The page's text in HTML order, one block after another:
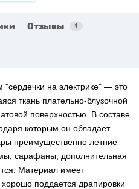
Отзывы 1
"сердечки на электрике" — это
ткань плательно-блузочной
поверхностью. В составе
которым он обладает
преимущественно летние
сарафаны, дополнительная
Материал имеет
поддается драпировки